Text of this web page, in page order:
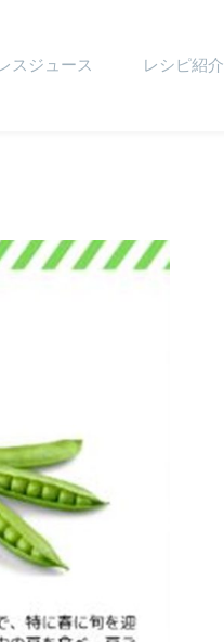
スジュース レシピ紹介